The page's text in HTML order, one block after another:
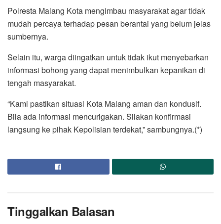
Polresta Malang Kota mengimbau masyarakat agar tidak
mudah percaya terhadap pesan berantai yang belum jelas
sumbernya.
Selain itu, warga diingatkan untuk tidak ikut menyebarkan
informasi bohong yang dapat menimbulkan kepanikan di
tengah masyarakat.
“Kami pastikan situasi Kota Malang aman dan kondusif.
Bila ada informasi mencurigakan. Silakan konfirmasi
langsung ke pihak Kepolisian terdekat,” sambungnya.(*)
Tinggalkan Balasan